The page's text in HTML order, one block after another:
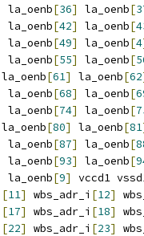
la_oenb[36] la_oenb[
la_oenb[42] la_oenb[
la_oenb[49] la_oenb[4
la_oenb[55] la_oenb[
la_oenb[61] la_oenb[62
la_oenb[68] la_oenb[
la_oenb[74] la_oenb[
la_oenb[80] la_oenb[81
la_oenb[87] la_oenb[
la_oenb[93] la_oenb[
la_oenb[9]
vccd1
[11] wbs_adr_i [12]
[17] wbs_adr_i [18]
[22] wbs_adr_i [23]